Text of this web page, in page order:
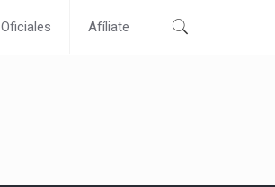
Oficiales Afíliate